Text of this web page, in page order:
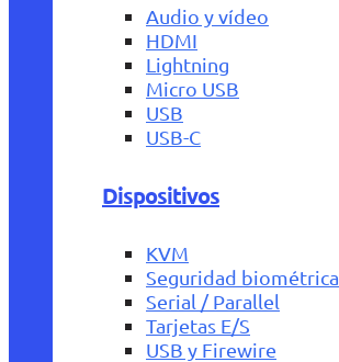
Audio y vídeo
HDMI
Lightning
Micro USB
USB
USB-C
Dispositivos
KVM
Seguridad biométrica
Serial / Parallel
Tarjetas E/S
USB y Firewire